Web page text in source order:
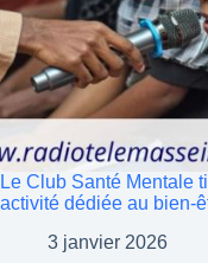
Le Club Santé Mentale
activité dédiée au bien-
3 janvier 2026